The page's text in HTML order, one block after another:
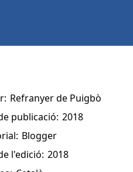
Refranyer de Puigbò
publicació: 2018
Blogger
l'edició: 2018